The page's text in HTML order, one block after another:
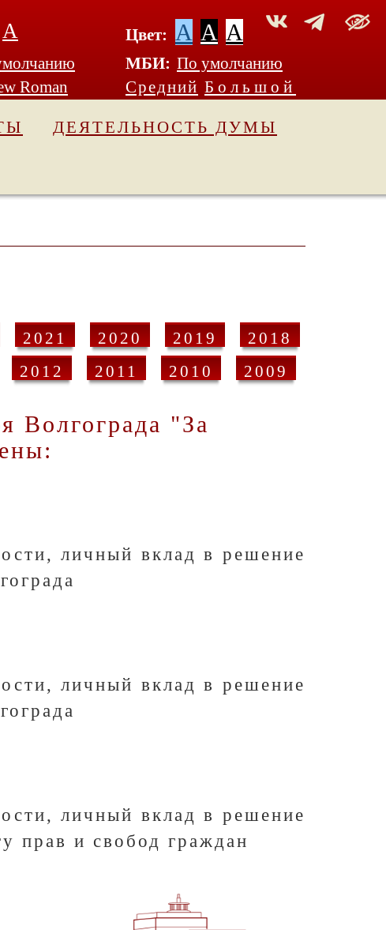
А Цвет: A A A
Roman
МБИ: По умолчанию
Средний Большой
ДЕЯТЕЛЬНОСТЬ ДУМЫ
2021 2020 2019
2018
2012 2011 2010 2009
Волгограда "За
личный вклад в решение
личный вклад в решение
личный вклад в решение
прав и свобод граждан